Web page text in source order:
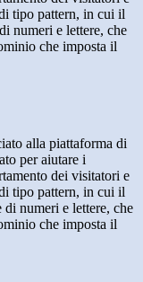
tipo pattern, in cui il
numeri e lettere, che
che imposta il
alla piattaforma di
per aiutare i
dei visitatori e
tipo pattern, in cui il
di numeri e lettere, che
che imposta il